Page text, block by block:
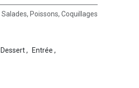
Salades, Poissons, Coquillages
Dessert, Entrée ,